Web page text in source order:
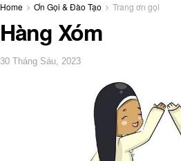
Home Ơn Gọi & Đào Tạo Trang ơn gọi
Hàng Xóm
30 Tháng Sáu, 2023